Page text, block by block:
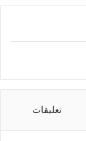
تعليقات